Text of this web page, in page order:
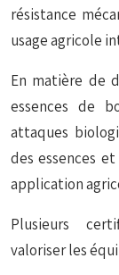
résistance
usage agricole
En matière de
essences de
attaques
des essences
application
Plusieurs
valoriser les